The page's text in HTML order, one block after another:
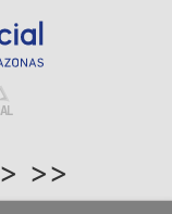
> >>